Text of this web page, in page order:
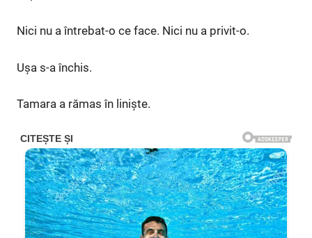
Nici nu a întrebat-o ce face. Nici nu a privit-o.
Ușa s-a închis.
Tamara a rămas în liniște.